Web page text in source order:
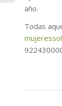
año.
Todas